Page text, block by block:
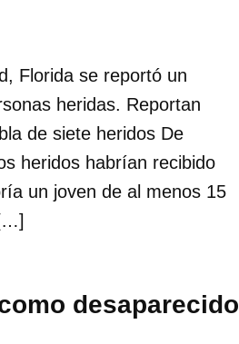
Florida se reportó un
heridas. Reportan
de siete heridos De
heridos habrían recibido
un joven de al menos 15
desaparecido